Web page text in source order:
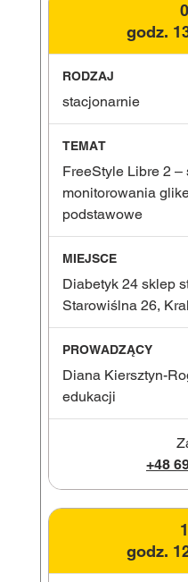
godz.
stacjonarnie
FreeStyle Libre 2 –
monitorowania
podstawowe
Diabetyk 24 sklep
Starowiślna 26,
Diana Kiersztyn-
edukacji
+48
godz.